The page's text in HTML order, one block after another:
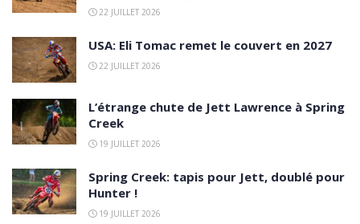
22 JUILLET 2026
USA: Eli Tomac remet le couvert en 2027
22 JUILLET 2026
L’étrange chute de Jett Lawrence à Spring
Creek
19 JUILLET 2026
Spring Creek: tapis pour Jett, doublé pour
Hunter !
19 JUILLET 2026